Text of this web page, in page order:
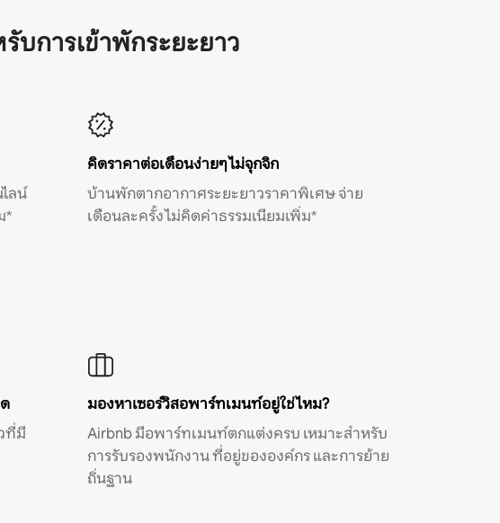
บการเข้าพักระยะยาว
ลน์
*
คิดราคาต่อเดือนง่ายๆ ไม่จุกจิก
บ้านพักตากอากาศระยะยาวราคาพิเศษ จ่าย
เดือนละครั้ง ไม่คิดค่าธรรมเนียมเพิ่ม*
ที่มี
มองหาเซอร์วิสอพาร์ทเมนท์อยู่ใช่ไหม?
Airbnb มีอพาร์ทเมนท์ตกแต่งครบ เหมาะสำหรับ
การรับรองพนักงาน ที่อยู่ขององค์กร และการย้าย
ถิ่นฐาน